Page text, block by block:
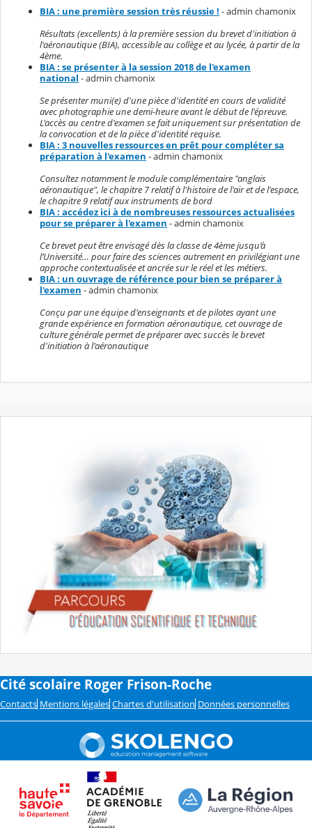
BIA : une première session très réussie ! - admin chamonix
Résultats (excellents) à la première session du brevet d'initiation à
l'aéronautique (BIA), accessible au collège et au lycée, à partir de la
4ème.
BIA : se présenter à la session 2018 de l'examen
national - admin chamonix
Se présenter muni(e) d'une pièce d'identité en cours de validité
avec photographie une demi-heure avant le début de l'épreuve.
L'accès au centre d'examen se fait uniquement sur présentation de
la convocation et de la pièce d'identité requise.
BIA : 3 nouvelles ressources en prêt pour compléter sa
préparation à l'examen - admin chamonix
Consultez notamment le module complémentaire "anglais
aéronautique", le chapitre 7 relatif à l'histoire de l'air et de l'espace,
le chapitre 9 relatif aux instruments de bord
BIA : accédez ici à de nombreuses ressources actualisées
pour se préparer à l'examen - admin chamonix
Ce brevet peut être envisagé dès la classe de 4ème jusqu’à
l’Université… pour faire des sciences autrement en privilégiant une
approche contextualisée et ancrée sur le réel et les métiers.
BIA : un ouvrage de référence pour bien se préparer à
l'examen - admin chamonix
Conçu par une équipe d'enseignants et de pilotes ayant une
grande expérience en formation aéronautique, cet ouvrage de
culture générale permet de préparer avec succès le brevet
d'initiation à l'aéronautique
Cité scolaire Roger Frison-Roche
Contacts Mentions légales Chartes d'utilisation Données personnelles